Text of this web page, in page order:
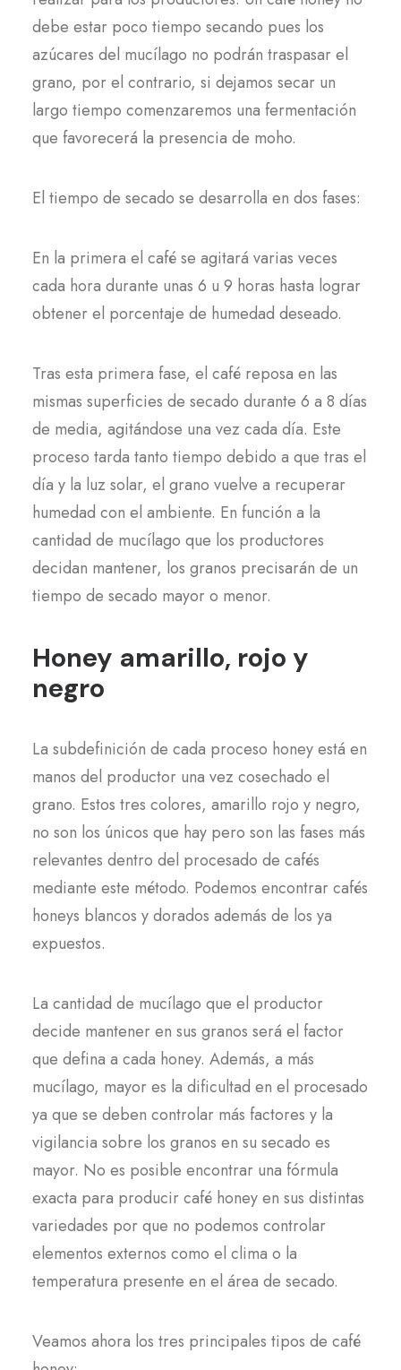
debe estar poco tiempo secando pues los
azúcares del mucílago no podrán traspasar el
grano, por el contrario, si dejamos secar un
largo tiempo comenzaremos una fermentación
que favorecerá la presencia de moho.
El tiempo de secado se desarrolla en dos fases:
En la primera el café se agitará varias veces
cada hora durante unas 6 u 9 horas hasta lograr
obtener el porcentaje de humedad deseado.
Tras esta primera fase, el café reposa en las
mismas superficies de secado durante 6 a 8 días
de media, agitándose una vez cada día. Este
proceso tarda tanto tiempo debido a que tras el
día y la luz solar, el grano vuelve a recuperar
humedad con el ambiente. En función a la
cantidad de mucílago que los productores
decidan mantener, los granos precisarán de un
tiempo de secado mayor o menor.
Honey amarillo, rojo y
negro
La subdefinición de cada proceso honey está en
manos del productor una vez cosechado el
grano. Estos tres colores, amarillo rojo y negro,
no son los únicos que hay pero son las fases más
relevantes dentro del procesado de cafés
mediante este método. Podemos encontrar cafés
honeys blancos y dorados además de los ya
expuestos.
La cantidad de mucílago que el productor
decide mantener en sus granos será el factor
que defina a cada honey. Además, a más
mucílago, mayor es la dificultad en el procesado
ya que se deben controlar más factores y la
vigilancia sobre los granos en su secado es
mayor. No es posible encontrar una fórmula
exacta para producir café honey en sus distintas
variedades por que no podemos controlar
elementos externos como el clima o la
temperatura presente en el área de secado.
Veamos ahora los tres principales tipos de café